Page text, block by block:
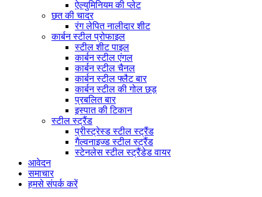
ऐल्युमिनियम की प्लेट
छत की चादर
रंग लेपित नालीदार शीट
कार्बन स्टील प्रोफाइल
स्टील शीट पाइल
कार्बन स्टील एंगल
कार्बन स्टील चैनल
कार्बन स्टील फ्लैट बार
कार्बन स्टील की गोल छड़
प्रबलित बार
इस्पात की टिकान
स्टील स्ट्रैंड
प्रीस्ट्रेस्ड स्टील स्ट्रैंड
गैल्वनाइज्ड स्टील स्ट्रैंड
स्टेनलेस स्टील स्ट्रैंडेड वायर
आवेदन
समाचार
हमसे संपर्क करें